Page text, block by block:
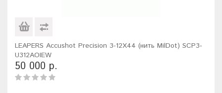
LEAPERS Accushot Precision 3-12X44 (нить MilDot) SCP3-
U312AOIEW
50 000 р.